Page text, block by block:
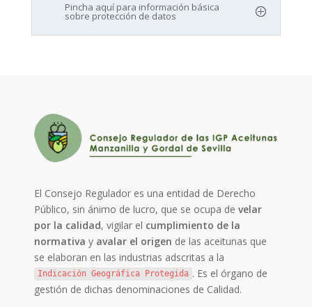
Pincha aquí para información básica
sobre protección de datos
El Consejo Regulador es una entidad de Derecho
Público, sin ánimo de lucro, que se ocupa develar
por la calidad, vigilar el cumplimiento de la
normativa y avalar el origen de las aceitunas que
se elaboran en las industrias adscritas a la
Indicación Geográfica Protegida . Es el órgano de
gestión de dichas denominaciones de Calidad.